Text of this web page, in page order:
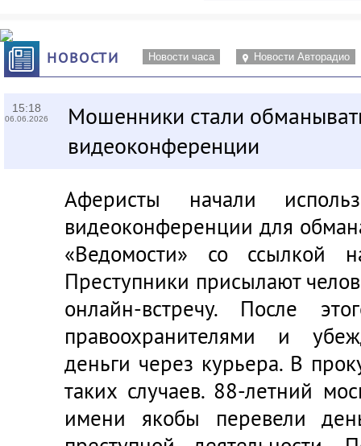
НОВОСТИ Новости часа Новости Авторадио
15:18
06.06.2026
Мошенники стали
видеоконференции
Аферисты начали
видеоконференции для
«Ведомости» со ссылкой
Преступники присылают
онлайн-встречу. После
правоохранителями и
деньги через курьера. В
таких случаев. 88-летний
имени якобы перевели